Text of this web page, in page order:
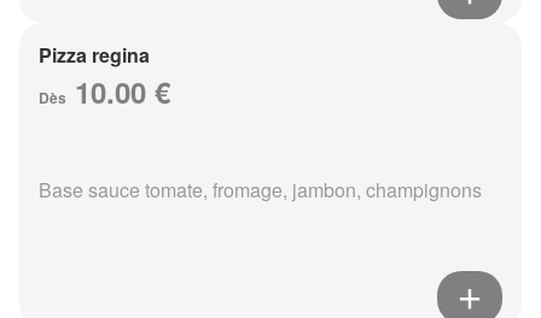
Pizza regina
Dès 10.00 €
Base sauce tomate, fromage, jambon, champignons